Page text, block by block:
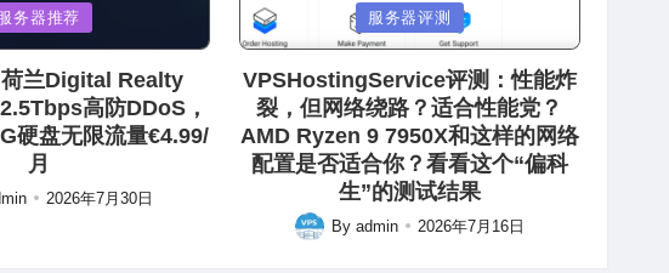
务器推荐
兰Digital Realty
高防DDoS，
硬盘无限流量€4.99/
月
2026年7月30日
Posted
in
服务器评测
VPSHostingService评测：性能炸
裂，但网络绕路？适合性能党？
AMD Ryzen 9 7950X和这样的网络
配置是否适合你？看看这个“偏科
生”的测试结果
Posted
By admin 2026年7月16日